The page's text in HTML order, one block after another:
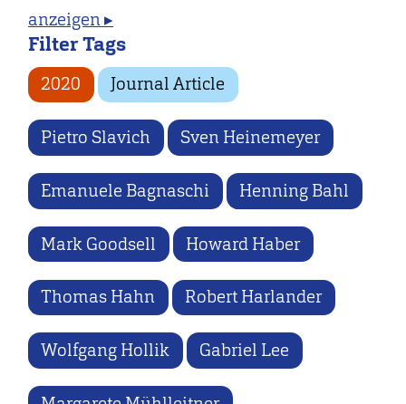
anzeigen ▸
Filter Tags
2020 Journal Article
Pietro Slavich Sven Heinemeyer
Emanuele Bagnaschi Henning Bahl
Mark Goodsell Howard Haber
Thomas Hahn Robert Harlander
Wolfgang Hollik Gabriel Lee